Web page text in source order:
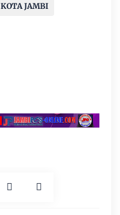
KOTA JAMBI